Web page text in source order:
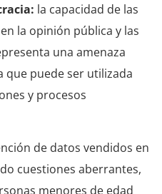
la capacidad de las
la opinión pública y las
una amenaza
que puede ser utilizada
y procesos
de datos vendidos en
cuestiones aberrantes,
menores de edad